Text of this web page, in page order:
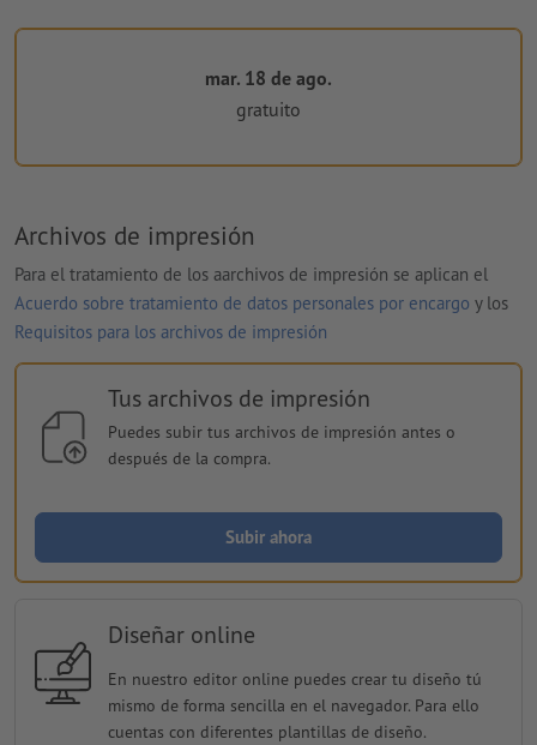
mar. 18 de ago.
gratuito
Archivos de impresión
Para el tratamiento de los aarchivos de impresión se aplican el
Acuerdo sobre tratamiento de datos personales por encargo y los
Requisitos para los archivos de impresión
Tus archivos de impresión
Puedes subir tus archivos de impresión antes o
después de la compra.
Subir ahora
Diseñar online
En nuestro editor online puedes crear tu diseño tú
mismo de forma sencilla en el navegador. Para ello
cuentas con diferentes plantillas de diseño.